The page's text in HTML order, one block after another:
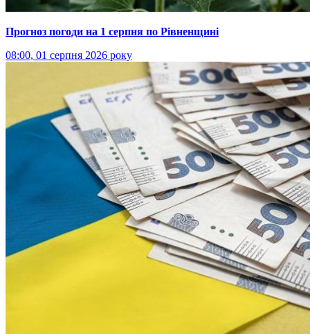
Прогноз погоди на 1 серпня по Рівненщині
08:00, 01 серпня 2026 року